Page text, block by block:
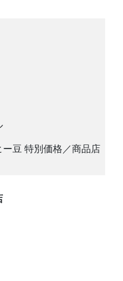
豆 特別価格／商品店